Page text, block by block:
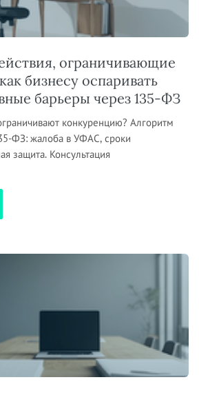
ограничивающие
бизнесу оспаривать
барьеры через 135-ФЗ
конкуренцию? Алгоритм
ФЗ: жалоба в УФАС, сроки
защита. Консультация